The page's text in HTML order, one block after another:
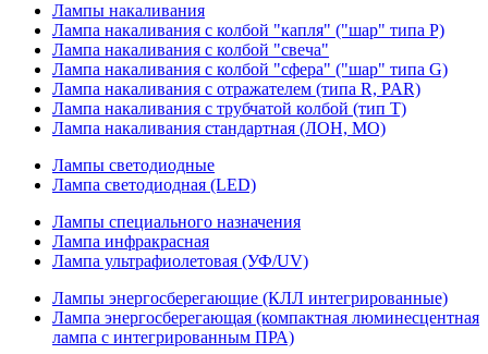
Лампы накаливания
Лампа накаливания с колбой "капля" ("шар" типа P)
Лампа накаливания с колбой "свеча"
Лампа накаливания с колбой "сфера" ("шар" типа G)
Лампа накаливания с отражателем (типа R, PAR)
Лампа накаливания с трубчатой колбой (тип T)
Лампа накаливания стандартная (ЛОН, МО)
Лампы светодиодные
Лампа светодиодная (LED)
Лампы специального назначения
Лампа инфракрасная
Лампа ультрафиолетовая (УФ/UV)
Лампы энергосберегающие (КЛЛ интегрированные)
Лампа энергосберегающая (компактная люминесцентная
лампа с интегрированным ПРА)